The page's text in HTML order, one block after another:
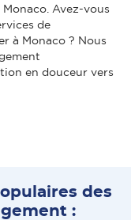
Avez-vous
de
à Monaco ? Nous
en douceur vers
des
: